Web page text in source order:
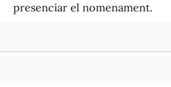
presenciar el nomenament.